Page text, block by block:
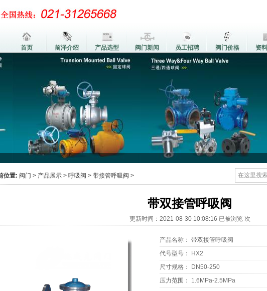
首页 前泽介绍 产品选型 阀门新闻 员工招聘 阀门价格 资
位置: 阀门 > 产品展示 > 呼吸阀 > 带接管呼吸阀 >
带双接管呼吸阀
更新时间：2021-08-30 10:08:16 已被浏览 次
产品名称： 带双接管呼吸阀
代号型号： HX2
尺寸规格： DN50-250
压力范围： 1.6MPa-2.5MPa